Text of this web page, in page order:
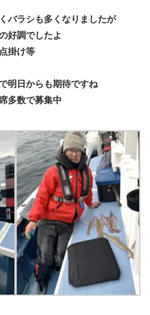
バラシも多くなりましたが
好調でしたよ
掛け等
明日からも期待ですね
多数で募集中